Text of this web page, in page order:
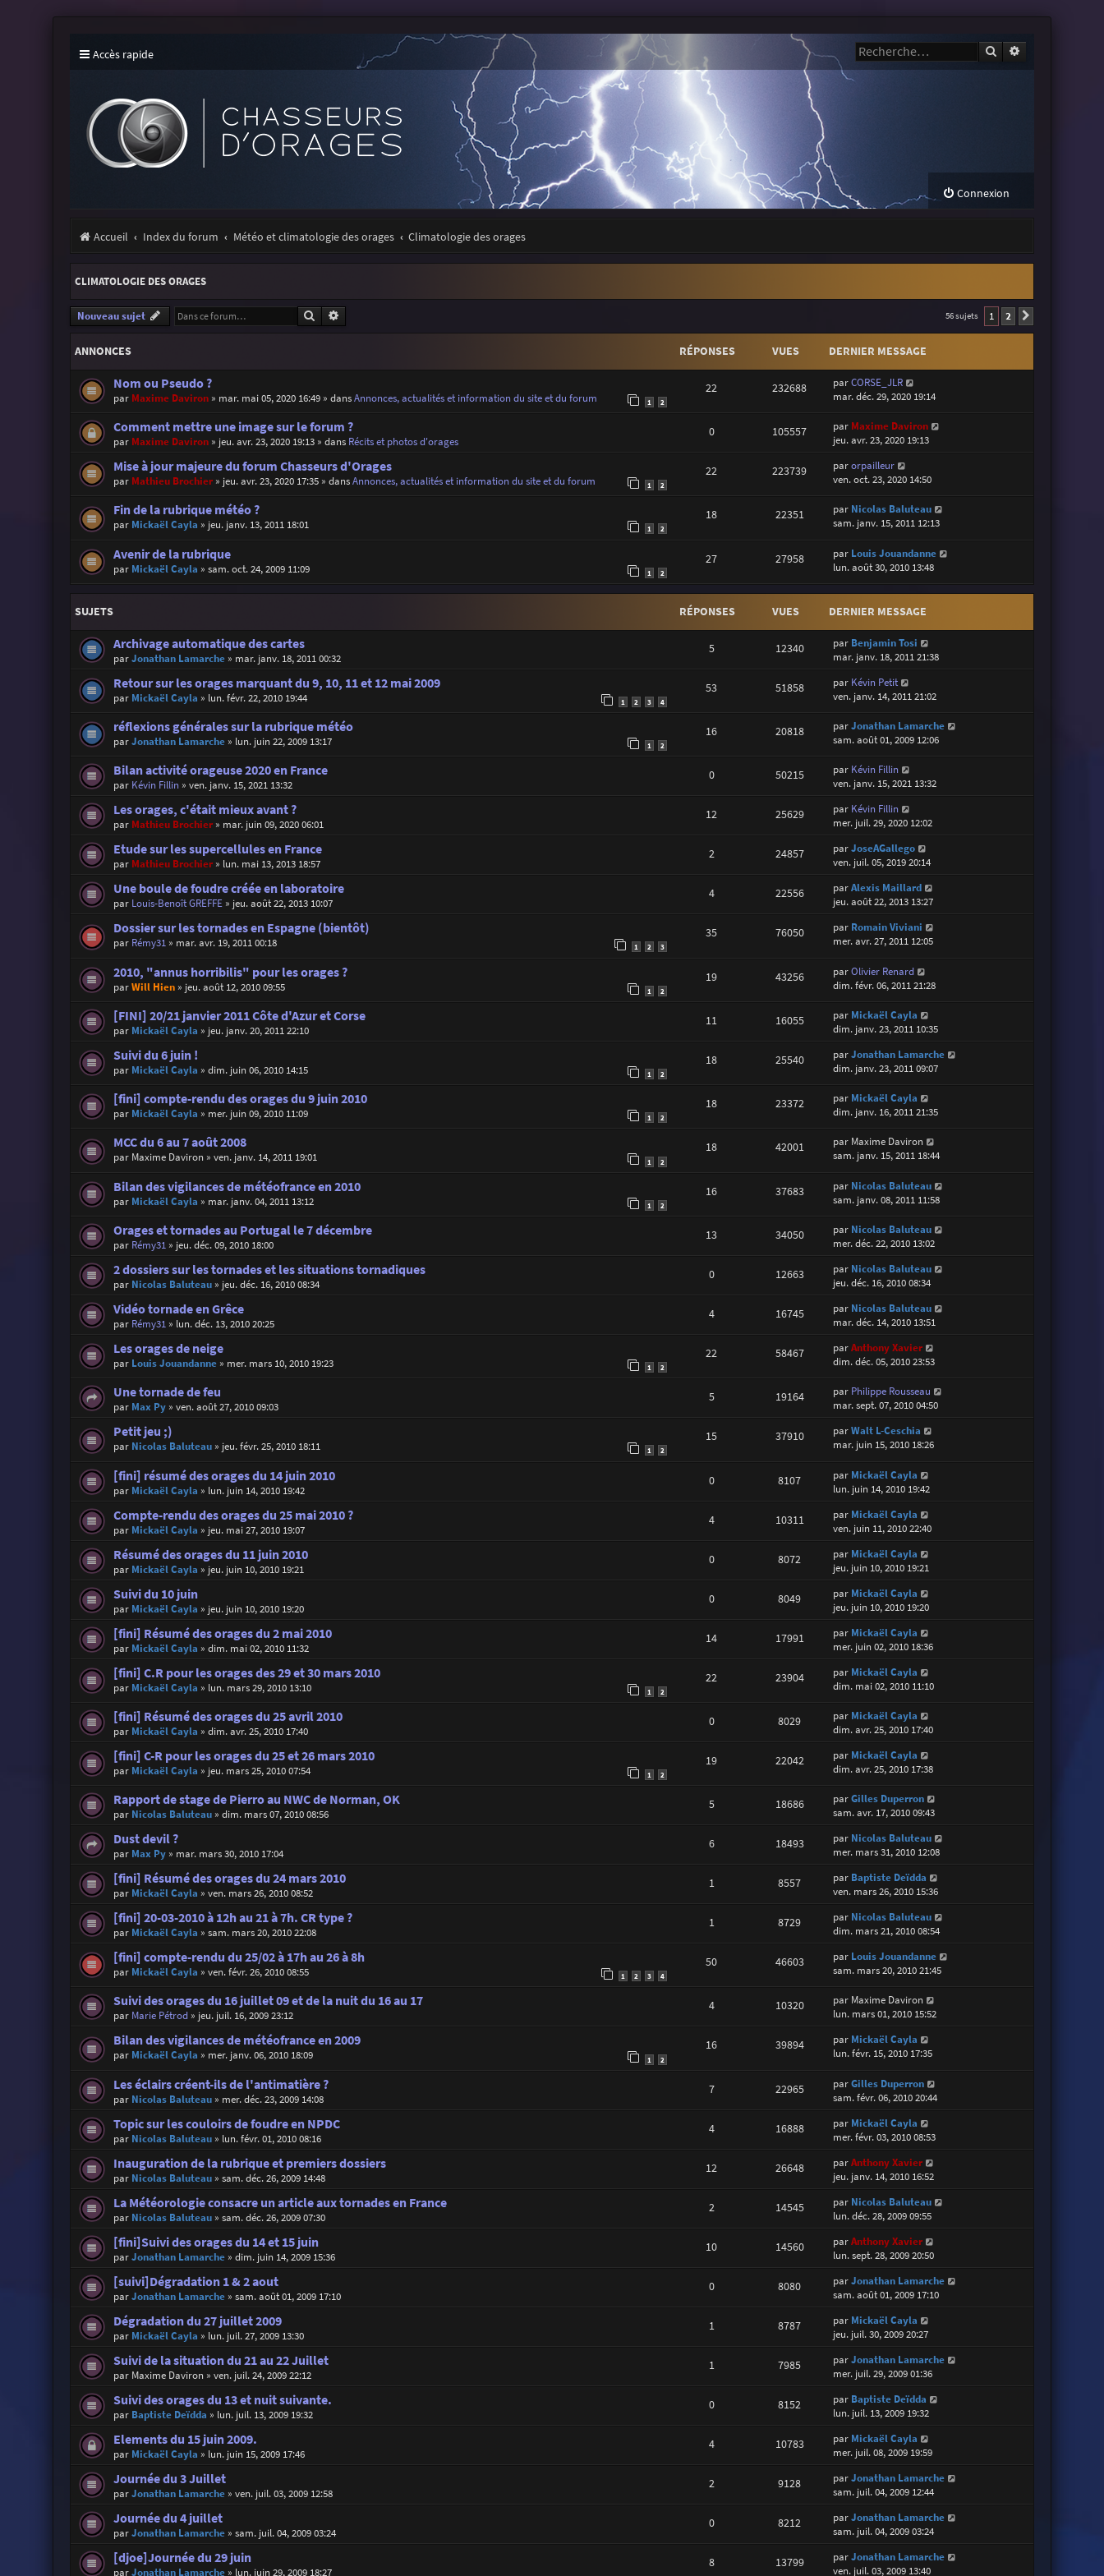
Accès rapide Rechercher
Connexion
Accueil Index du forum Météo et climatologie des orages Climatologie des orages
CLIMATOLOGIE DES ORAGES
Nouveau sujet Rechercher 56 sujets 1 2
ANNONCES RÉPONSES VUES DERNIER MESSAGE
Nom ou Pseudo ?
par Maxime Daviron» mar. mai 05, 2020 16:49» dansAnnonces, actualités et information du site et du forum 1 2
22 232688 parCORSE_JLR
mar. déc. 29, 2020 19:14
Comment mettre une image sur le forum ?
par Maxime Daviron» jeu. avr. 23, 2020 19:13» dans Récits et photos d'orages
0 105557 par Maxime Daviron
jeu. avr. 23, 2020 19:13
Mise à jour majeure du forum Chasseurs d'Orages
par Mathieu Brochier» jeu. avr. 23, 2020 17:35» dansAnnonces, actualités et information du site et du forum 1 2
22 223739 parorpailleur
ven. oct. 23, 2020 14:50
Fin de la rubrique météo ?
par Mickaël Cayla » jeu. janv. 13, 2011 18:01 1 2
18 22351 par Nicolas Baluteau
sam. janv. 15, 2011 12:13
Avenir de la rubrique
par Mickaël Cayla » sam. oct. 24, 2009 11:09 1 2
27 27958 par Louis Jouandanne
lun. août 30, 2010 13:48
SUJETS RÉPONSES VUES DERNIER MESSAGE
Archivage automatique des cartes
parJonathan Lamarche» mar. janv. 18, 2011 00:32
5 12340 par Benjamin Tosi
mar. janv. 18, 2011 21:38
Retour sur les orages marquant du 9, 10, 11 et 12 mai 2009
par Mickaël Cayla » lun. févr. 22, 2010 19:44 1 2 3 4
53 51858 par Kévin Petit
ven. janv. 14, 2011 21:02
réflexions générales sur la rubrique météo
parJonathan Lamarche» lun. juin 22, 2009 13:17 1 2
16 20818 parJonathan Lamarche
sam. août 01, 2009 12:06
Bilan activité orageuse 2020 en France
par Kévin Fillin» ven. janv. 15, 2021 13:32
0 50215 par Kévin Fillin
ven. janv. 15, 2021 13:32
Les orages, c'était mieux avant ?
par Mathieu Brochier» mar. juin 09, 2020 06:01
12 25629 par Kévin Fillin
mer. juil. 29, 2020 12:02
Etude sur les supercellules en France
par Mathieu Brochier» lun. mai 13, 2013 18:57
2 24857 parJoseAGallego
ven. juil. 05, 2019 20:14
Une boule de foudre créée en laboratoire
par Louis-Benoît GREFFE» jeu. août 22, 2013 10:07
4 22556 parAlexis Maillard
jeu. août 22, 2013 13:27
Dossier sur les tornades en Espagne (bientôt)
par Rémy31» mar. avr. 19, 2011 00:18 1 2 3
35 76050 par Romain Viviani
mer. avr. 27, 2011 12:05
2010, "annus horribilis" pour les orages ?
parWill Hien» jeu. août 12, 2010 09:55 1 2
19 43256 parOlivier Renard
dim. févr. 06, 2011 21:28
[FINI] 20/21 janvier 2011 Côte d'Azur et Corse
par Mickaël Cayla » jeu. janv. 20, 2011 22:10
11 16055 par Mickaël Cayla
dim. janv. 23, 2011 10:35
Suivi du 6 juin !
par Mickaël Cayla » dim. juin 06, 2010 14:15 1 2
18 25540 parJonathan Lamarche
dim. janv. 23, 2011 09:07
[fini] compte-rendu des orages du 9 juin 2010
par Mickaël Cayla » mer. juin 09, 2010 11:09 1 2
18 23372 par Mickaël Cayla
dim. janv. 16, 2011 21:35
MCC du 6 au 7 août 2008
par Maxime Daviron» ven. janv. 14, 2011 19:01 1 2
18 42001 par Maxime Daviron
sam. janv. 15, 2011 18:44
Bilan des vigilances de météofrance en 2010
par Mickaël Cayla » mar. janv. 04, 2011 13:12 1 2
16 37683 par Nicolas Baluteau
sam. janv. 08, 2011 11:58
Orages et tornades au Portugal le 7 décembre
par Rémy31» jeu. déc. 09, 2010 18:00
13 34050 par Nicolas Baluteau
mer. déc. 22, 2010 13:02
2 dossiers sur les tornades et les situations tornadiques
par Nicolas Baluteau» jeu. déc. 16, 2010 08:34
0 12663 par Nicolas Baluteau
jeu. déc. 16, 2010 08:34
Vidéo tornade en Grêce
par Rémy31» lun. déc. 13, 2010 20:25
4 16745 par Nicolas Baluteau
mar. déc. 14, 2010 13:51
Les orages de neige
par Louis Jouandanne» mer. mars 10, 2010 19:23 1 2
22 58467 parAnthony Xavier
dim. déc. 05, 2010 23:53
Une tornade de feu
par Max Py» ven. août 27, 2010 09:03
5 19164 par Philippe Rousseau
mar. sept. 07, 2010 04:50
Petit jeu ;)
par Nicolas Baluteau» jeu. févr. 25, 2010 18:11 1 2
15 37910 parWalt L-Ceschia
mar. juin 15, 2010 18:26
[fini] résumé des orages du 14 juin 2010
par Mickaël Cayla » lun. juin 14, 2010 19:42
0 8107 par Mickaël Cayla
lun. juin 14, 2010 19:42
Compte-rendu des orages du 25 mai 2010 ?
par Mickaël Cayla » jeu. mai 27, 2010 19:07
4 10311 par Mickaël Cayla
ven. juin 11, 2010 22:40
Résumé des orages du 11 juin 2010
par Mickaël Cayla » jeu. juin 10, 2010 19:21
0 8072 par Mickaël Cayla
jeu. juin 10, 2010 19:21
Suivi du 10 juin
par Mickaël Cayla » jeu. juin 10, 2010 19:20
0 8049 par Mickaël Cayla
jeu. juin 10, 2010 19:20
[fini] Résumé des orages du 2 mai 2010
par Mickaël Cayla » dim. mai 02, 2010 11:32
14 17991 par Mickaël Cayla
mer. juin 02, 2010 18:36
[fini] C.R pour les orages des 29 et 30 mars 2010
par Mickaël Cayla » lun. mars 29, 2010 13:10 1 2
22 23904 par Mickaël Cayla
dim. mai 02, 2010 11:10
[fini] Résumé des orages du 25 avril 2010
par Mickaël Cayla » dim. avr. 25, 2010 17:40
0 8029 par Mickaël Cayla
dim. avr. 25, 2010 17:40
[fini] C-R pour les orages du 25 et 26 mars 2010
par Mickaël Cayla » jeu. mars 25, 2010 07:54 1 2
19 22042 par Mickaël Cayla
dim. avr. 25, 2010 17:38
Rapport de stage de Pierro au NWC de Norman, OK
par Nicolas Baluteau» dim. mars 07, 2010 08:56
5 18686 parGilles Duperron
sam. avr. 17, 2010 09:43
Dust devil ?
par Max Py» mar. mars 30, 2010 17:04
6 18493 par Nicolas Baluteau
mer. mars 31, 2010 12:08
[fini] Résumé des orages du 24 mars 2010
par Mickaël Cayla » ven. mars 26, 2010 08:52
1 8557 par Baptiste Deïdda
ven. mars 26, 2010 15:36
[fini] 20-03-2010 à 12h au 21 à 7h. CR type ?
par Mickaël Cayla » sam. mars 20, 2010 22:08
1 8729 par Nicolas Baluteau
dim. mars 21, 2010 08:54
[fini] compte-rendu du 25/02 à 17h au 26 à 8h
par Mickaël Cayla » ven. févr. 26, 2010 08:55 1 2 3 4
50 46603 par Louis Jouandanne
sam. mars 20, 2010 21:45
Suivi des orages du 16 juillet 09 et de la nuit du 16 au 17
par Marie Pétrod» jeu. juil. 16, 2009 23:12
4 10320 par Maxime Daviron
lun. mars 01, 2010 15:52
Bilan des vigilances de météofrance en 2009
par Mickaël Cayla » mer. janv. 06, 2010 18:09 1 2
16 39894 par Mickaël Cayla
lun. févr. 15, 2010 17:35
Les éclairs créent-ils de l'antimatière ?
par Nicolas Baluteau» mer. déc. 23, 2009 14:08
7 22965 parGilles Duperron
sam. févr. 06, 2010 20:44
Topic sur les couloirs de foudre en NPDC
par Nicolas Baluteau» lun. févr. 01, 2010 08:16
4 16888 par Mickaël Cayla
mer. févr. 03, 2010 08:53
Inauguration de la rubrique et premiers dossiers
par Nicolas Baluteau» sam. déc. 26, 2009 14:48
12 26648 parAnthony Xavier
jeu. janv. 14, 2010 16:52
La Météorologie consacre un article aux tornades en France
par Nicolas Baluteau» sam. déc. 26, 2009 07:30
2 14545 par Nicolas Baluteau
lun. déc. 28, 2009 09:55
[fini]Suivi des orages du 14 et 15 juin
parJonathan Lamarche» dim. juin 14, 2009 15:36
10 14560 parAnthony Xavier
lun. sept. 28, 2009 20:50
[suivi]Dégradation 1 & 2 aout
parJonathan Lamarche» sam. août 01, 2009 17:10
0 8080 parJonathan Lamarche
sam. août 01, 2009 17:10
Dégradation du 27 juillet 2009
par Mickaël Cayla » lun. juil. 27, 2009 13:30
1 8787 par Mickaël Cayla
jeu. juil. 30, 2009 20:27
Suivi de la situation du 21 au 22 Juillet
par Maxime Daviron» ven. juil. 24, 2009 22:12
1 7985 parJonathan Lamarche
mer. juil. 29, 2009 01:36
Suivi des orages du 13 et nuit suivante.
par Baptiste Deïdda » lun. juil. 13, 2009 19:32
0 8152 par Baptiste Deïdda
lun. juil. 13, 2009 19:32
Elements du 15 juin 2009.
par Mickaël Cayla » lun. juin 15, 2009 17:46
4 10783 par Mickaël Cayla
mer. juil. 08, 2009 19:59
Journée du 3 Juillet
parJonathan Lamarche» ven. juil. 03, 2009 12:58
2 9128 parJonathan Lamarche
sam. juil. 04, 2009 12:44
Journée du 4 juillet
parJonathan Lamarche» sam. juil. 04, 2009 03:24
0 8212 parJonathan Lamarche
sam. juil. 04, 2009 03:24
[djoe]Journée du 29 juin
parJonathan Lamarche» lun. juin 29, 2009 18:27
8 13799 parJonathan Lamarche
ven. juil. 03, 2009 13:40